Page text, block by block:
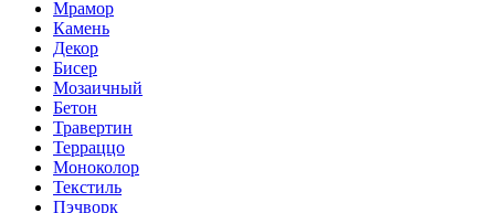
Мрамор
Камень
Декор
Бисер
Мозаичный
Бетон
Травертин
Терраццо
Моноколор
Текстиль
Пэчворк